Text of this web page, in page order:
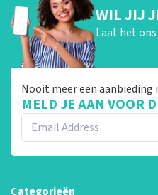
WIL JIJ
Laat het
Nooit meer een aanbieding
MELD JE AAN VOOR
Categorieën